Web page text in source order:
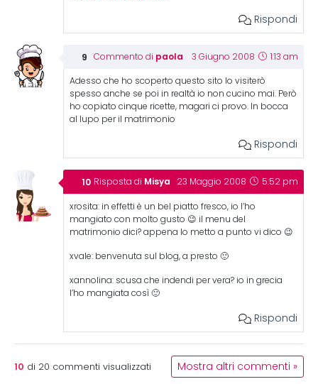
Rispondi
Commento di paola 3 Giugno 2008 1:13 am
Adesso che ho scoperto questo sito lo visiterò
spesso anche se poi in realtà io non cucino mai. Però
ho copiato cinque ricette, magari ci provo. In bocca
al lupo per il matrimonio
Rispondi
Risposta di Misya 23 Maggio 2008 5:52 pm
xrosita: in effetti è un bel piatto fresco, io l’ho
mangiato con molto gusto 😉 il menu del
matrimonio dici? appena lo metto a punto vi dico 😉
xvale: benvenuta sul blog, a presto 🙂
xannolina: scusa che indendi per vera? io in grecia
l’ho mangiata così 🙂
Rispondi
10 di 20 commenti visualizzati Mostra altri commenti »